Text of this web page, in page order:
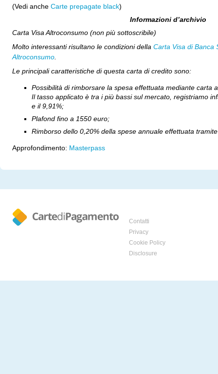
(Vedi anche Carte prepagate black)
Informazioni d’archivio
Carta Visa Altroconsumo (non più sottoscribile)
Molto interessanti risultano le condizioni della Carta Visa di Banca
Altroconsumo
Le principali caratteristiche di questa carta di credito sono:
Possibilità di rimborsare la spesa effettuata mediante carta
Il tasso applicato è tra i più bassi sul mercato, registriamo
e il 9,91%;
Plafond fino a 1550 euro;
Rimborso dello 0,20% della spese annuale effettuata
Approfondimento: Masterpass
Contatti
Privacy
Cookie Policy
Disclosure